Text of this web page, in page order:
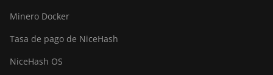
Minero Docker
Tasa de pago de NiceHash
NiceHash OS